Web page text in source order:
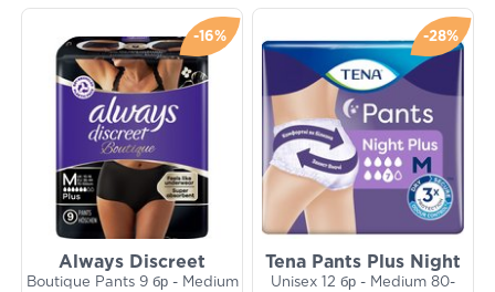
-16%
Always Discreet
Boutique Pants 9 бр - Medium
-28%
Tena Pants Plus Night
Unisex 12 бр - Medium 80-